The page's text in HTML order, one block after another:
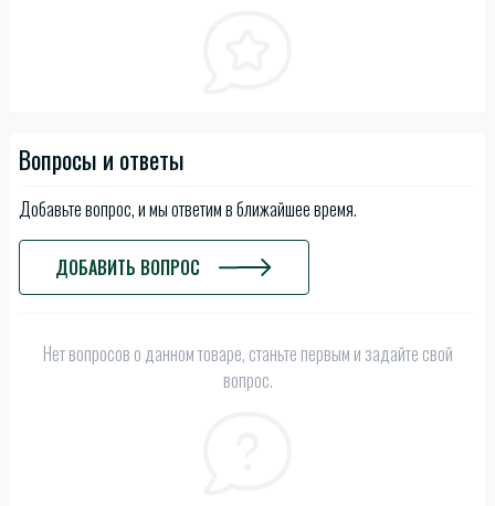
Вопросы и ответы
Добавьте вопрос, и мы ответим в ближайшее время.
ДОБАВИТЬ ВОПРОС
Нет вопросов о данном товаре, станьте первым и задайте свой
вопрос.